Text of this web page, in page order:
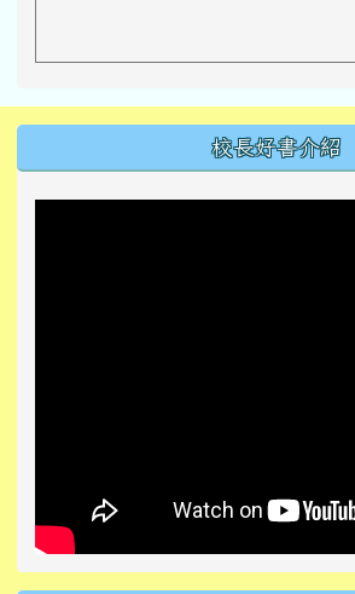
校長好書介紹